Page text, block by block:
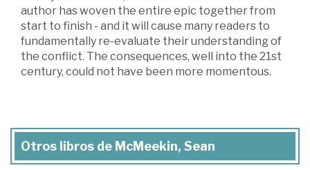
author has woven the entire epic together from
start to finish - and it will cause many readers to
fundamentally re-evaluate their understanding of
the conflict. The consequences, well into the 21st
century, could not have been more momentous.
Otros libros de McMeekin, Sean